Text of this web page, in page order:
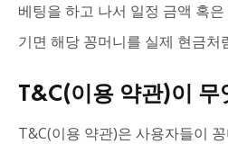
베팅을 하고 나서 일정 금액 혹
기면 해당 꽁머니를 실제 현금처
T&C(이용 약관)이 무
T&C(이용 약관)은 사용자들이